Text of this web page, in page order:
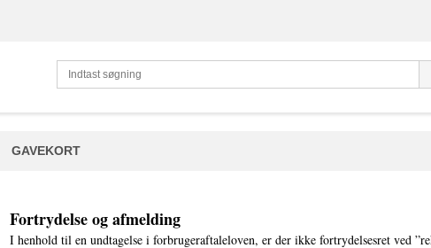
GAVEKORT
Fortrydelse og afmelding
I henhold til en undtagelse i forbrugeraftaleloven, er der ikke fortrydelsesret ved